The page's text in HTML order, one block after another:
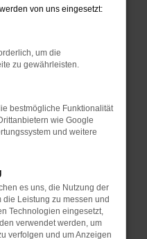
und deine
zum Beispiel deine
Werbeblocker,
Seiten
Seite in einem
einem privaten
vorübergehende
Browser und dein
von uns eingesetzt:
um die
zu gewährleisten.
bestmögliche Funktionalität
wie Google
und weitere
es uns, die Nutzung der
Leistung zu messen und
Technologien eingesetzt,
verwendet werden, um
verfolgen und um Anzeigen